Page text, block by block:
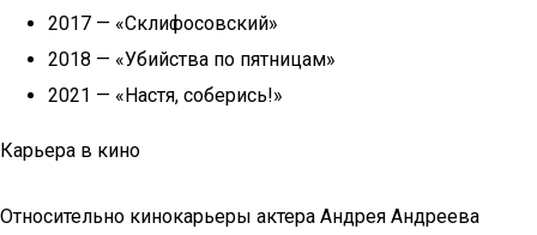
2017 — «Склифосовский»
2018 — «Убийства по пятницам»
2021 — «Настя, соберись!»
Карьера в кино
Относительно кинокарьеры актера Андрея Андреева